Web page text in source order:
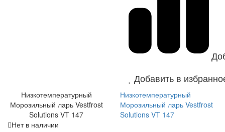
Добавить в
Низкотемпературный
Морозильный ларь Vestfrost
Solutions VT 147
Низкотемпературный
Морозильный ларь Vestfrost
Solutions VT 147
Нет в наличии